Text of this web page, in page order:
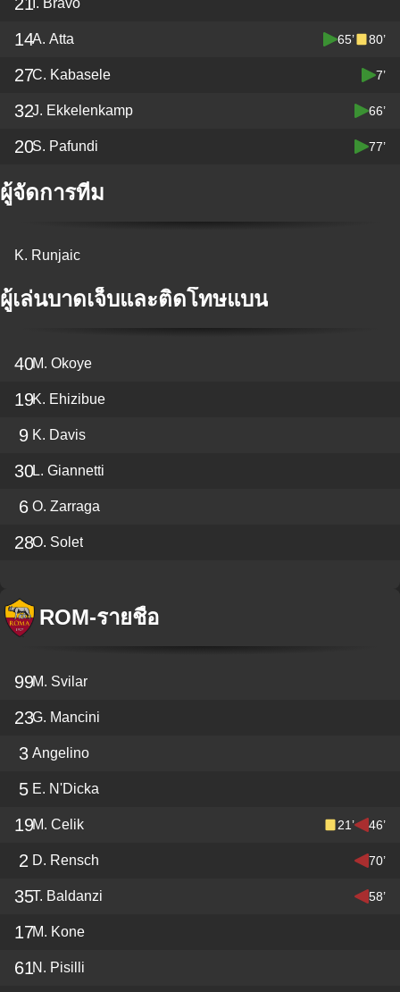
I. Bravo
14A. Atta 65’ 80’
27C. Kabasele 7’
32J. Ekkelenkamp 66’
20S. Pafundi 77’
ผู้จัดการทีม
K. Runjaic
ผู้เล่นบาดเจ็บและติดโทษแบน
40M. Okoye
19K. Ehizibue
9 K. Davis
30L. Giannetti
6 O. Zarraga
28O. Solet
ROM-รายชื่อ
99M. Svilar
23G. Mancini
3 Angelino
5 E. N'Dicka
19M. Celik 21’ 46’
2 D. Rensch 70’
35T. Baldanzi 58’
17M. Kone
61N. Pisilli